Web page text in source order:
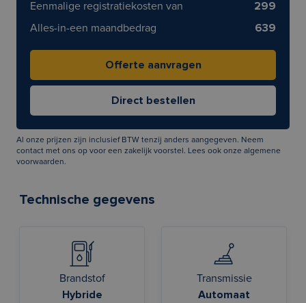
Eenmalige registratiekosten van
299
Alles-in-een maandbedrag
639
Al onze prijzen zijn inclusief BTW tenzij anders aangegeven. Neem
contact met ons op voor een zakelijk voorstel. Lees ook onze algemene
voorwaarden.
Technische gegevens
Brandstof
Hybride
Transmissie
Automaat